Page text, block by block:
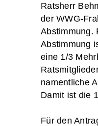
Ratsherr
der WWG-
Abstimmung.
Abstimmung
eine 1/3
namentliche
Damit ist die
Für den